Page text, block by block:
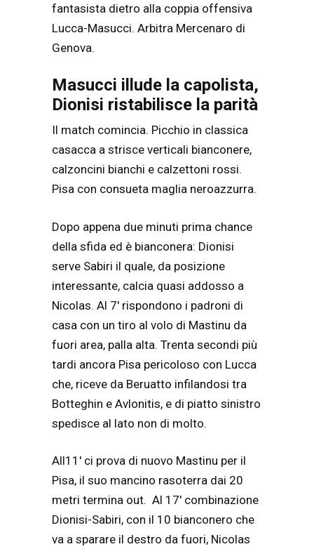
fantasista dietro alla coppia offensiva
Lucca-Masucci. Arbitra Mercenaro di
Genova.
Masucci illude la capolista,
Dionisi ristabilisce la parità
Il match comincia. Picchio in classica
casacca a strisce verticali bianconere,
calzoncini bianchi e calzettoni rossi.
Pisa con consueta maglia neroazzurra.
Dopo appena due minuti prima chance
della sfida ed è bianconera: Dionisi
serve Sabiri il quale, da posizione
interessante, calcia quasi addosso a
Nicolas. Al 7′ rispondono i padroni di
casa con un tiro al volo di Mastinu da
fuori area, palla alta. Trenta secondi più
tardi ancora Pisa pericoloso con Lucca
che, riceve da Beruatto infilandosi tra
Botteghin e Avlonitis, e di piatto sinistro
spedisce al lato non di molto.
All11′ ci prova di nuovo Mastinu per il
Pisa, il suo mancino rasoterra dai 20
metri termina out. Al 17′ combinazione
Dionisi-Sabiri, con il 10 bianconero che
va a sparare il destro da fuori, Nicolas